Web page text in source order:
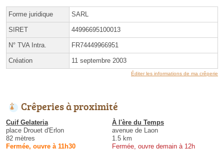
Forme juridique SARL
SIRET 44996695100013
N° TVA Intra. FR74449966951
Création 11 septembre 2003
Éditer les informations de ma crêperie
Crêperies à proximité
Cuif Gelateria
place Drouet d'Erlon
82 mètres
Fermée, ouvre à 11h30
À l'ère du Temps
avenue de Laon
1.5 km
Fermée, ouvre demain à 12h